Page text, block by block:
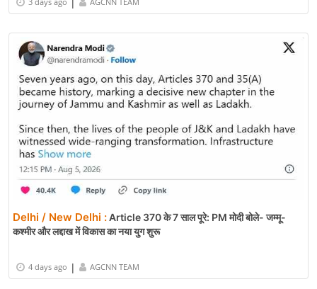
Delhi / New Delhi :Article 370 के 7 साल पूरे: PM मोदी बोले- जम्मू-
कश्मीर और लद्दाख में विकास का नया युग शुरू
4 days ago | AGCNN TEAM